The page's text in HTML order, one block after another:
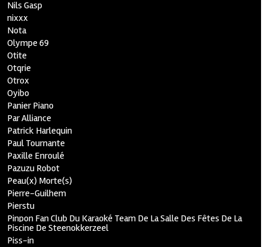
Nils Gasp
nixxx
Nota
Olympe 69
Otite
Otqrie
Otrox
Oyibo
Panier Piano
Par Alliance
Patrick Harlequin
Paul Tournante
Paxille Enroulé
Pazuzu Robot
Peau(x) Morte(s)
Pierre-Guilhem
Pierstu
Pinpon Fan Club Du Karaoké Team De La Salle Des Fêtes De La
Piscine De Steenokkerzeel
Piss-in